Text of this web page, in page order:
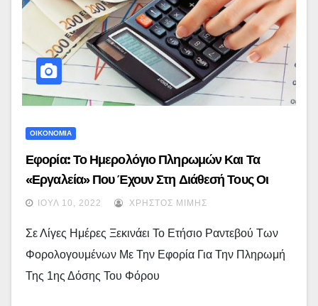
ΟΙΚΟΝΟΜΙΑ
Εφορία: Το Ημερολόγιο Πληρωμών Και Τα
«εργαλεία» Που Έχουν Στη Διάθεσή Τους Οι
Πολίτες
ΙΟΎΛ 10, 2022 ΧΡΉΣΤΟΣ ΜΊΜΗΣ
Σε Λίγες Ημέρες Ξεκινάει Το Ετήσιο Ραντεβού Των
Φορολογουμένων Με Την Εφορία Για Την Πληρωμή
Της 1ης Δόσης Του Φόρου